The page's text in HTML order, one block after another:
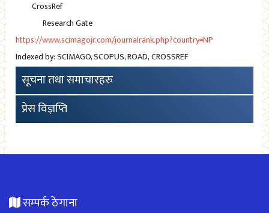
CrossRef
Research Gate
https://www.scimagojr.com/journalrank.php?country=NP
Indexed by: SCIMAGO, SCOPUS, ROAD, CROSSREF
सूचना तथा समाचारहरु
प्रेस विज्ञप्ति
सम्पर्क ठेगाना